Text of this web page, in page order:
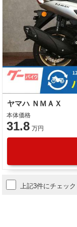
ヤマハ ＮＭＡＸ
本体価格
31.8 万円
上記3件にチェック